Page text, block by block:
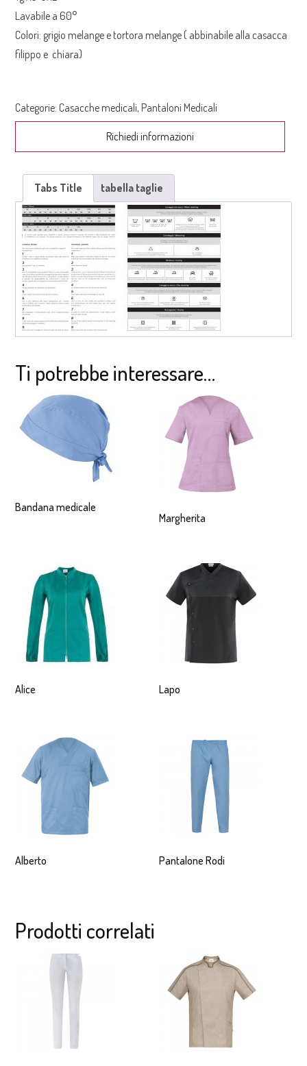
Lavabile a 60°
Colori: grigio melange e tortora melange ( abbinabile alla casacca
filippo e chiara)
Categorie: Casacche medicali, Pantaloni Medicali
Richiedi informazioni
Tabs Title tabella taglie
Ti potrebbe interessare…
Bandana medicale
Margherita
Alice Lapo
Alberto Pantalone Rodi
Prodotti correlati